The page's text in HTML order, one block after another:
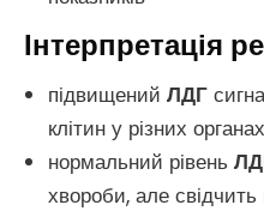
Інтерпретація
підвищений ЛДГ
клітин у різних органах
нормальний рівень
хвороби, але свідчить